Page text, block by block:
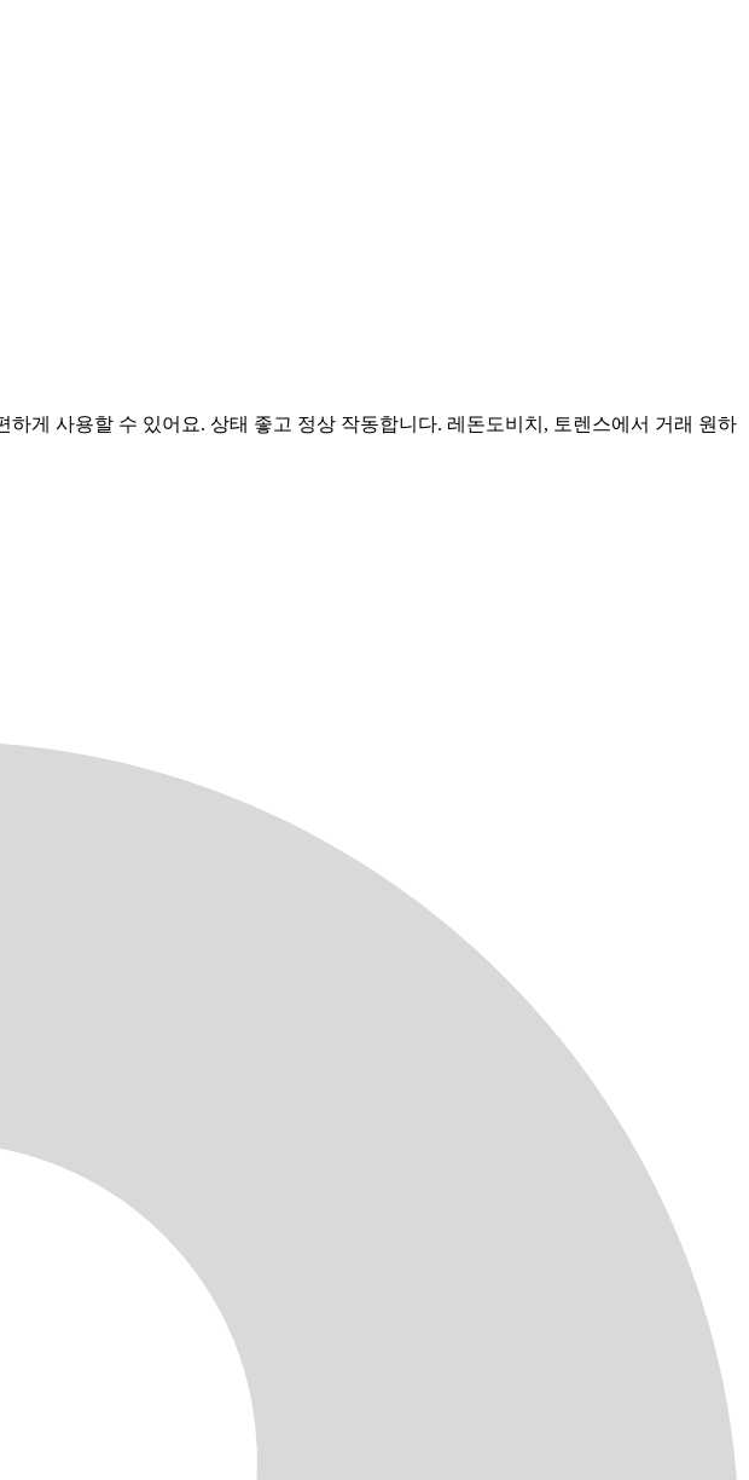
게 사용할 수 있어요. 상태 좋고 정상 작동합니다. 레돈도비치, 토렌스에서 거래 원하